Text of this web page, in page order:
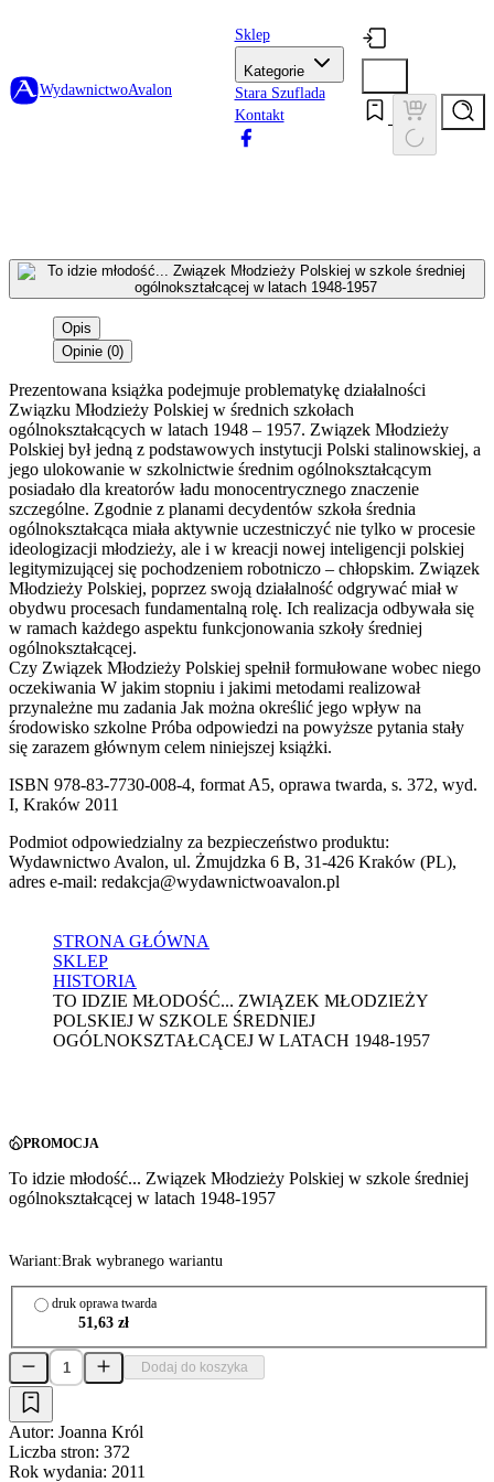
WydawnictwoAvalon
Sklep
Kategorie
Stara Szuflada
Kontakt
Opis
Opinie (0)
Prezentowana książka podejmuje problematykę działalności
Związku Młodzieży Polskiej w średnich szkołach
ogólnokształcących w latach 1948 – 1957. Związek Młodzieży
Polskiej był jedną z podstawowych instytucji Polski stalinowskiej, a
jego ulokowanie w szkolnictwie średnim ogólnokształcącym
posiadało dla kreatorów ładu monocentrycznego znaczenie
szczególne. Zgodnie z planami decydentów szkoła średnia
ogólnokształcąca miała aktywnie uczestniczyć nie tylko w procesie
ideologizacji młodzieży, ale i w kreacji nowej inteligencji polskiej
legitymizującej się pochodzeniem robotniczo – chłopskim. Związek
Młodzieży Polskiej, poprzez swoją działalność odgrywać miał w
obydwu procesach fundamentalną rolę. Ich realizacja odbywała się
w ramach każdego aspektu funkcjonowania szkoły średniej
ogólnokształcącej.
Czy Związek Młodzieży Polskiej spełnił formułowane wobec niego
oczekiwania W jakim stopniu i jakimi metodami realizował
przynależne mu zadania Jak można określić jego wpływ na
środowisko szkolne Próba odpowiedzi na powyższe pytania stały
się zarazem głównym celem niniejszej książki.
ISBN 978-83-7730-008-4, format A5, oprawa twarda, s. 372, wyd.
I, Kraków 2011
Podmiot odpowiedzialny za bezpieczeństwo produktu:
Wydawnictwo Avalon, ul. Żmujdzka 6 B, 31-426 Kraków (PL),
adres e-mail: redakcja@wydawnictwoavalon.pl
STRONA GŁÓWNA
SKLEP
HISTORIA
TO IDZIE MŁODOŚĆ... ZWIĄZEK MŁODZIEŻY
POLSKIEJ W SZKOLE ŚREDNIEJ
OGÓLNOKSZTAŁCĄCEJ W LATACH 1948-1957
PROMOCJA
To idzie młodość... Związek Młodzieży Polskiej w szkole średniej
ogólnokształcącej w latach 1948-1957
Wariant:Brak wybranego wariantu
druk oprawa twarda
51,63 zł
Dodaj do koszyka
Autor: Joanna Król
Liczba stron: 372
Rok wydania: 2011